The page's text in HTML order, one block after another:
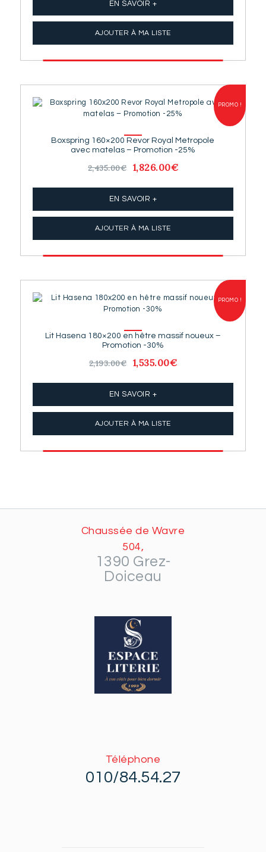
était :
2,347.00€.1,173.50€.
EN SAVOIR +
AJOUTER À MA LISTE
PROMO !
Boxspring 160×200 Revor Royal Metropole
avec matelas – Promotion -25%
2,435.00€
Le
initial
était :
2,435.00€.
1,826.00€
actuel
1,826.00€.
EN SAVOIR +
AJOUTER À MA LISTE
PROMO !
Lit Hasena 180×200 en hêtre massif noueux –
Promotion -30%
2,193.00€
Le
initial
était :
2,193.00€.
1,535.00€
actuel
1,535.00€.
EN SAVOIR +
AJOUTER À MA LISTE
Chaussée de Wavre
504,
1390 Grez-
Doiceau
Téléphone
010/84.54.27